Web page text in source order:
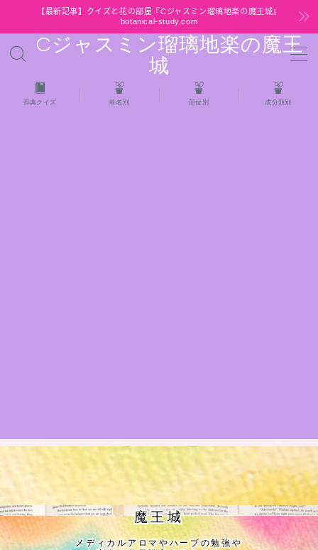
【最新記事】クイズと花の部屋『Cジャスミン瑠璃地楽の魔王城』
botanical-study.com
Cジャスミン瑠璃地楽の魔王
城
MENU
HOME
公式ウェブサイト『Botanical Study』
Cジャスミン瑠璃地楽の主な活動先リンク集
プロフィール
辞典クイズ 科名別 部位別 成分類別
魔王城
メディカルアロマやハーブの勉強や